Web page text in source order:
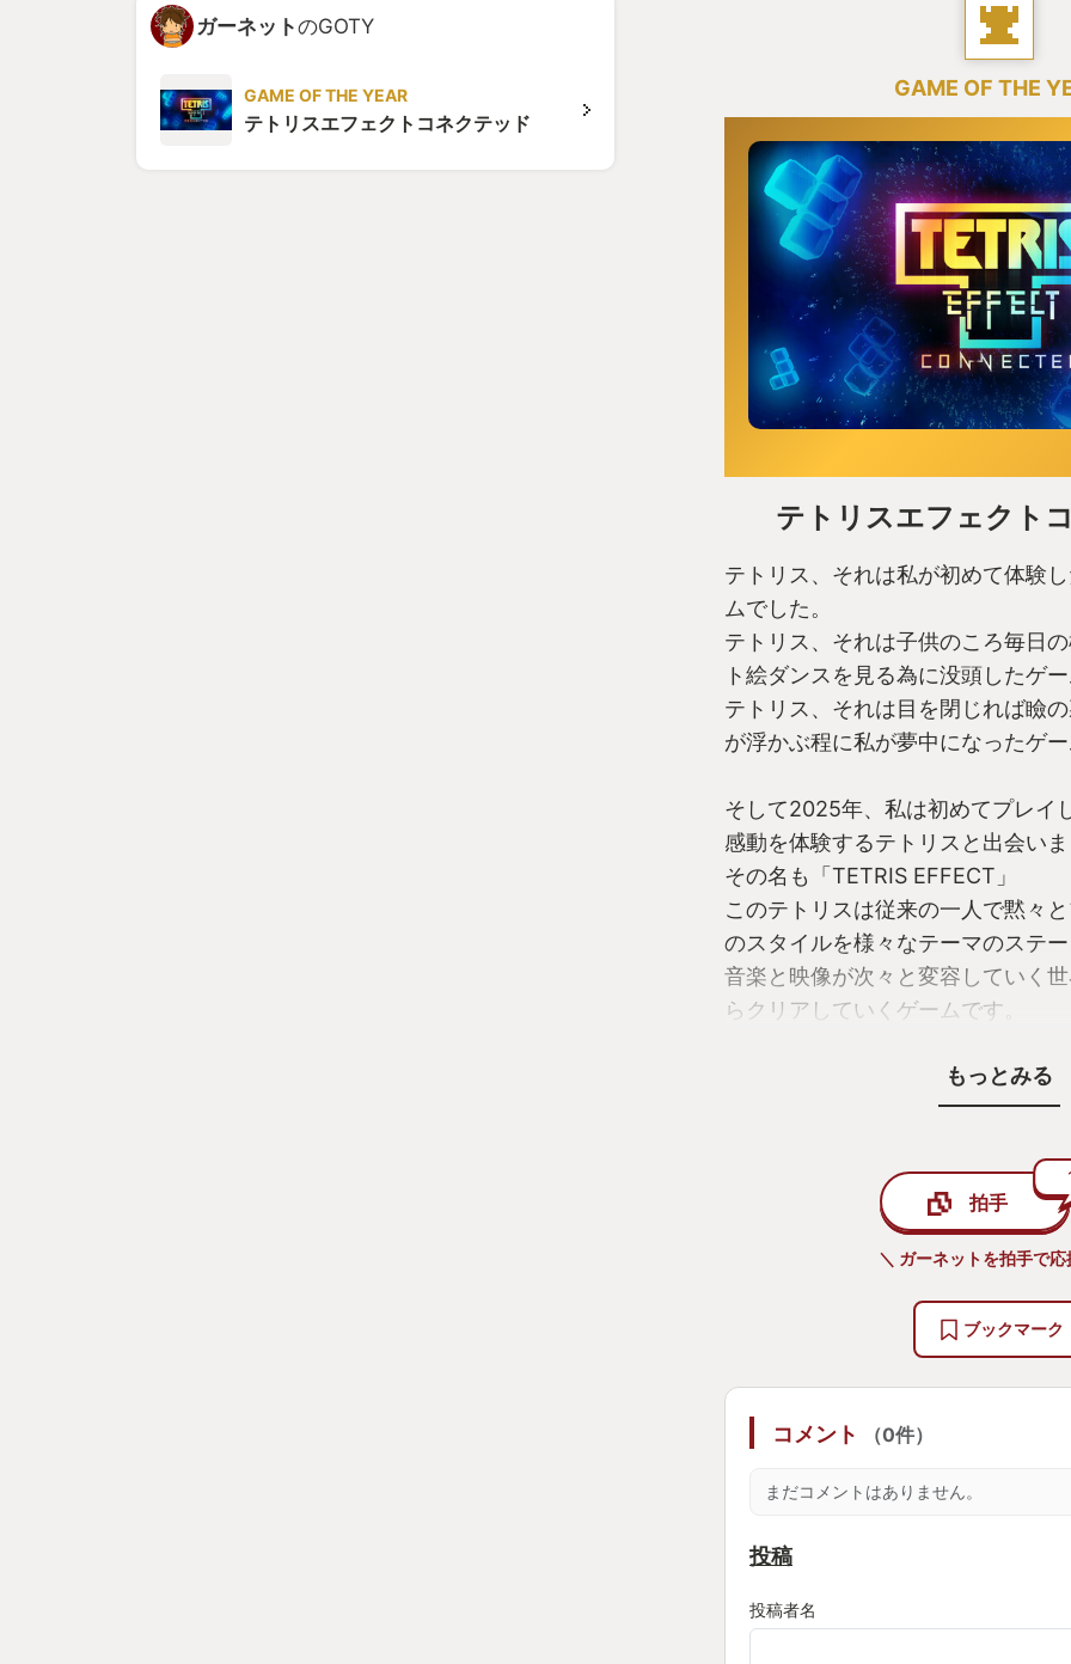
ガーネットのGOTY
GAME OF THE YEAR
テトリスエフェクトコネクテッド
GAME OF THE
テトリスエフェクト
テトリス、それは私が初めて体験
ムでした。
テトリス、それは子供のころ毎日
ト絵ダンスを見る為に没頭したゲー
テトリス、それは目を閉じれば瞼
が浮かぶ程に私が夢中になったゲー
そして2025年、私は初めてプレイ
感動を体験するテトリスと出会いま
その名も「TETRIS EFFECT」
このテトリスは従来の一人で黙々
のスタイルを様々なテーマのステ
音楽と映像が次々と変容していく
らクリアしていくゲームです。
け、その効果が画面の映像に『効
い変化していく…。まるで美麗な音
詰めて進化させたテトリスと表現
か。あぁ、言葉や文字では上手に
そんなワンプッシュによる『効果
ぶられる新感覚でありながら、懐
タイルのテトリスでした。
一人でプレイしながら音楽や映像
ん、人がプレイしてる横で画面を
操作がうっかりしてしまう…という
もっとみる
拍手
＼ ガーネットを拍手で応
ブックマーク
コメント （0件）
まだコメントはありません。
投稿
投稿者名